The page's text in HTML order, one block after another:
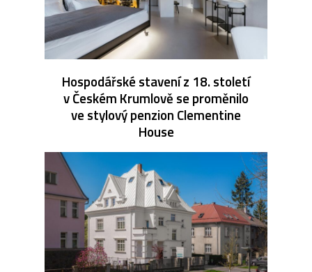
Hospodářské stavení z 18. století
v Českém Krumlově se proměnilo
ve stylový penzion Clementine
House